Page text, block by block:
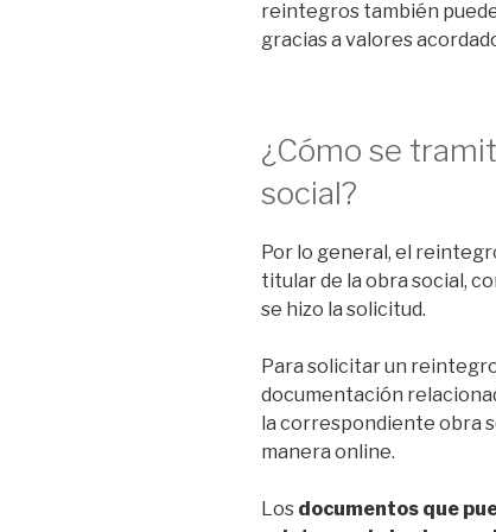
reintegros también
gracias a valores
¿Cómo se
social?
Por lo general, el
titular de la obra social,
se hizo la solicitud.
Para solicitar un
documentación
la correspondiente obra
manera online.
Los documentos que